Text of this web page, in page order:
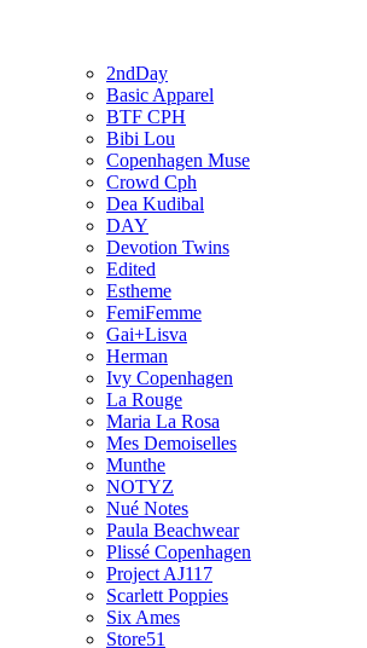
2ndDay
Basic Apparel
BTF CPH
Bibi Lou
Copenhagen Muse
Crowd Cph
Dea Kudibal
DAY
Devotion Twins
Edited
Estheme
FemiFemme
Gai+Lisva
Herman
Ivy Copenhagen
La Rouge
Maria La Rosa
Mes Demoiselles
Munthe
NOTYZ
Nué Notes
Paula Beachwear
Plissé Copenhagen
Project AJ117
Scarlett Poppies
Six Ames
Store51